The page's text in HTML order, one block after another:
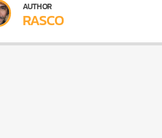
AUTHOR
RASCO